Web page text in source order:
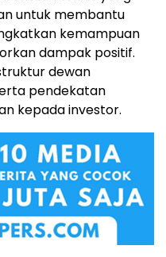
untuk membantu
kemampuan
dampak positif.
dewan
pendekatan
kepada investor.